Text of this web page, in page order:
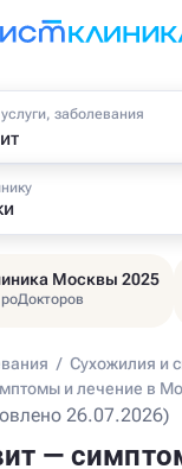
заболевания
Москвы 2025
/ Сухожилия и
и лечение в
26.07.2026)
—